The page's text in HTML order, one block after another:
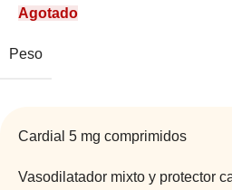
Agotado
Peso
Cardial 5 mg comprimidos
Vasodilatador mixto y protector